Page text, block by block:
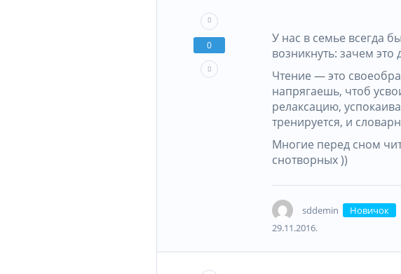
0
У нас в семье всегда
возникнуть: зачем это
Чтение — это
напрягаешь, чтоб
релаксацию,
тренируется, и
Многие перед сном
снотворных ))
sddemin
Новичок
29.11.2016.